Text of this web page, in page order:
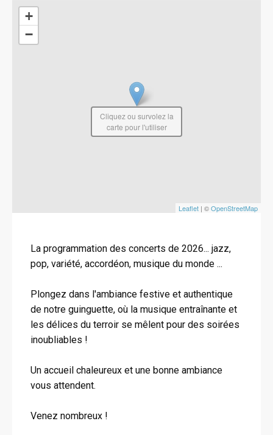
+
−
Leaflet | ©OpenStreetMap
Cliquez ou survolez la
carte pour l'utiliser
La programmation des concerts de 2026... jazz,
pop, variété, accordéon, musique du monde ...
Plongez dans l'ambiance festive et authentique
de notre guinguette, où la musique entraînante et
les délices du terroir se mêlent pour des soirées
inoubliables !
Un accueil chaleureux et une bonne ambiance
vous attendent.
Venez nombreux !